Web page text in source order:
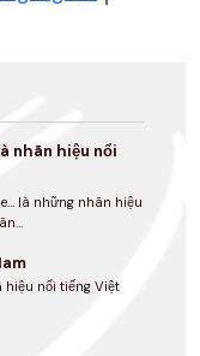
nhãn hiệu nổi
là những nhãn hiệu
nổi tiếng Việt